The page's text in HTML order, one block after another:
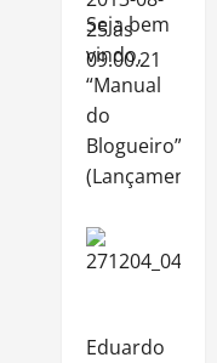
Seja bem
vindo,
“Manual
do
Blogueiro”!
(Lançamento)
Eduardo